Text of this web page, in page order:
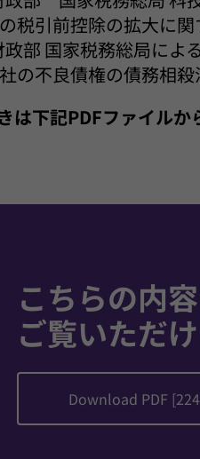
税引前控除の拡大に
政部 国家税務総局によ
の不良債権の債務相
は下記PDFファイルか
こちらの内
ご覧いただ
Download PDF